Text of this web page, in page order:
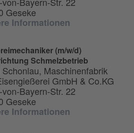
Geseke
Informationen
(m/w/d)
Schmelzbetrieb
Maschinenfabrik
GmbH & Co.KG
Bayern-Str. 22
Geseke
Informationen